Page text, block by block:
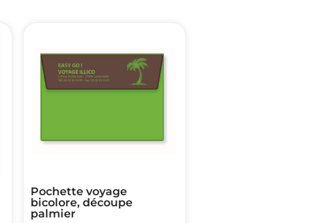
Pochette voyage
bicolore, découpe
palmier